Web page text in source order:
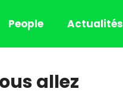
People Actualités
allez